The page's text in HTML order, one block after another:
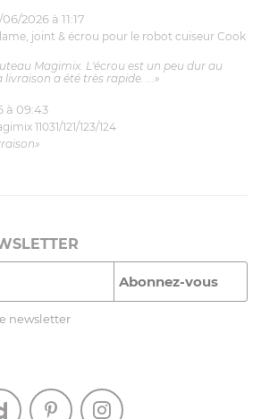
2026 à 11:17
joint & écrou pour le robot cuiseur Cook
Magimix. L'écrou est un peu dur au
a été très rapide. ...»
à 09:43
11031/121/123/124
newsletter